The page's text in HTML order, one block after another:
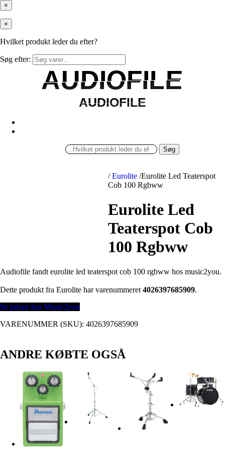
×
×
Hvilket produkt leder du efter?
Søg efter:
AUDIOFILE
AUDIOFILE
AUDIOFILE
AUDIOFILE
Søg
/ Eurolite /Eurolite Led Teaterspot
Cob 100 Rgbww
Eurolite Led
Teaterspot Cob
100 Rgbww
Audiofile fandt eurolite led teaterspot cob 100 rgbww hos music2you.
Dette produkt fra Eurolite har varenummeret 4026397685909.
Se prisen hos Music2you
VARENUMMER (SKU): 4026397685909
ANDRE KØBTE OGSÅ